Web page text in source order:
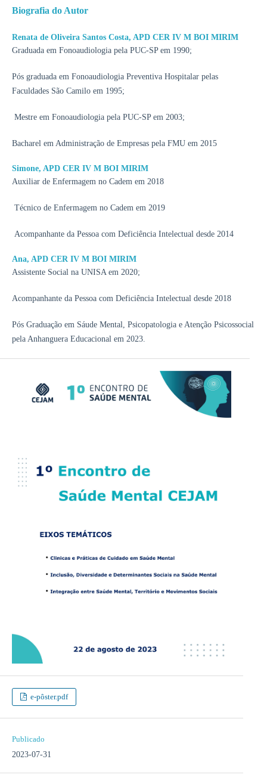
Biografia do Autor
Renata de Oliveira Santos Costa, APD CER IV M BOI MIRIM
Graduada em Fonoaudiologia pela PUC-SP em 1990;
Pós graduada em Fonoaudiologia Preventiva Hospitalar pelas
Faculdades São Camilo em 1995;
Mestre em Fonoaudiologia pela PUC-SP em 2003;
Bacharel em Administração de Empresas pela FMU em 2015
Simone, APD CER IV M BOI MIRIM
Auxiliar de Enfermagem no Cadem em 2018
Técnico de Enfermagem no Cadem em 2019
Acompanhante da Pessoa com Deficiência Intelectual desde 2014
Ana, APD CER IV M BOI MIRIM
Assistente Social na UNISA em 2020;
Acompanhante da Pessoa com Deficiência Intelectual desde 2018
Pós Graduação em Sáude Mental, Psicopatologia e Atenção Psicossocial
pela Anhanguera Educacional em 2023.
e-pôster.pdf
Publicado
2023-07-31